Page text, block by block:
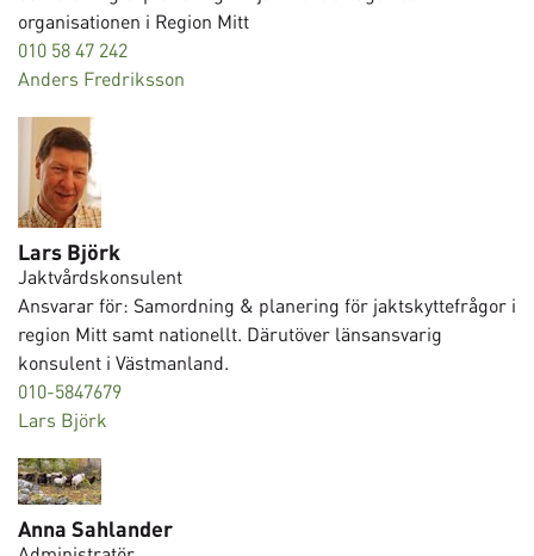
organisationen i Region Mitt
010 58 47 242
Anders Fredriksson
Lars Björk
Jaktvårdskonsulent
Ansvarar för: Samordning & planering för jaktskyttefrågor i
region Mitt samt nationellt. Därutöver länsansvarig
konsulent i Västmanland.
010-5847679
Lars Björk
Anna Sahlander